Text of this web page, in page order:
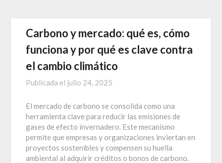
Carbono y mercado: qué es, cómo
funciona y por qué es clave contra
el cambio climático
Publicada el julio 24, 2025
El mercado de carbono se consolida como una
herramienta clave para reducir las emisiones de
gases de efecto invernadero. Este mecanismo
permite que empresas y organizaciones inviertan en
proyectos sostenibles y compensen su huella
ambiental al adquirir créditos o bonos de carbono.